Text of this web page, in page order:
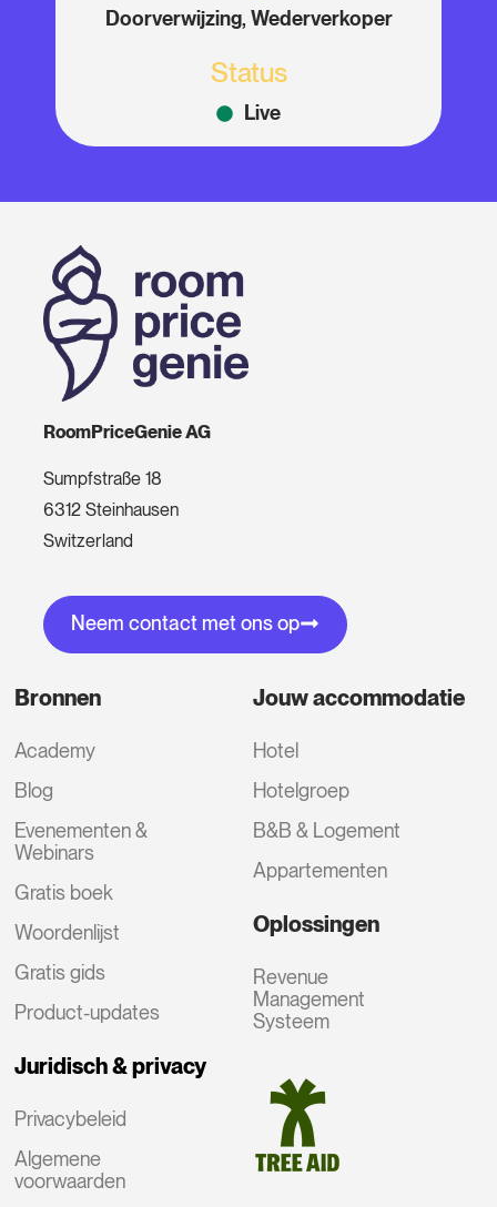
Doorverwijzing, Wederverkoper
Status
Live
RoomPriceGenie AG
Sumpfstraße 18
6312 Steinhausen
Switzerland
Neem contact met ons op
Bronnen
Academy
Blog
Evenementen &
Webinars
Gratis boek
Woordenlijst
Gratis gids
Product-updates
Juridisch & privacy
Privacybeleid
Algemene
voorwaarden
Jouw accommodatie
Hotel
Hotelgroep
B&B & Logement
Appartementen
Oplossingen
Revenue
Management
Systeem